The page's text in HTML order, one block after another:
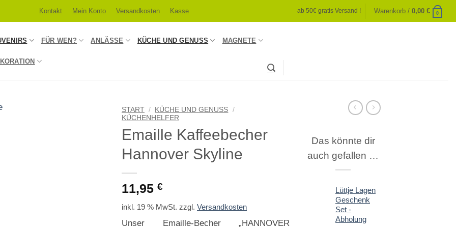
Kontakt Mein Konto Versandkosten Kasse ab 50€ gratis Versand ! Warenkorb /0,00€ 0
FÜR WEN? ANLÄSSE KÜCHE UND GENUSS MAGNETE
START / KÜCHE UND GENUSS /
KÜCHENHELFER
Emaille Kaffeebecher
Hannover Skyline
11,95 €
inkl. 19 % MwSt. zzgl. Versandkosten
Unser Emaille-Becher „HANNOVER
Das könnte dir
auch gefallen …
Lüttje Lagen
Geschenk
Set -
Abholung